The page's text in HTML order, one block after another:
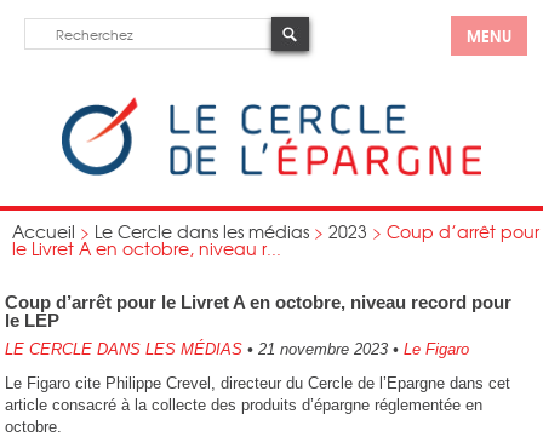
MENU
Accueil > Le Cercle dans les médias > 2023 > Coup d’arrêt pour
le Livret A en octobre, niveau r...
Coup d’arrêt pour le Livret A en octobre, niveau record pour
le LEP
LE CERCLE DANS LES MÉDIAS • 21 novembre 2023• Le Figaro
Le Figaro cite Philippe Crevel, directeur du Cercle de l’Epargne dans cet
article consacré à la collecte des produits d’épargne réglementée en
octobre.